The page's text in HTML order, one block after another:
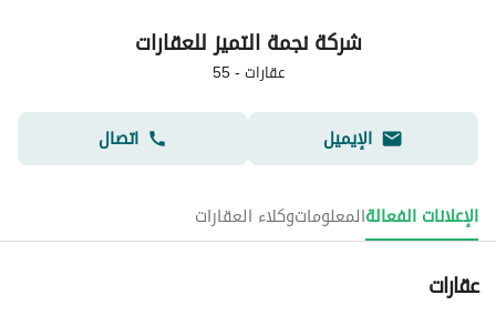
شركة نجمة التميز للعقارات
عقارات-
55
الإيميل اتصال
الإعلانات الفعالةالمعلوماتوكلاء العقارات
عقارات